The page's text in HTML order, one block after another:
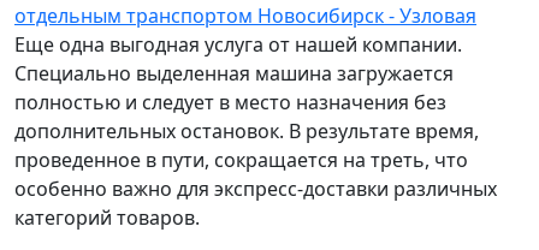
отдельным транспортом Новосибирск - Узловая
Еще одна выгодная услуга от нашей компании.
Специально выделенная машина загружается
полностью и следует в место назначения без
дополнительных остановок. В результате время,
проведенное в пути, сокращается на треть, что
особенно важно для экспресс-доставки различных
категорий товаров.